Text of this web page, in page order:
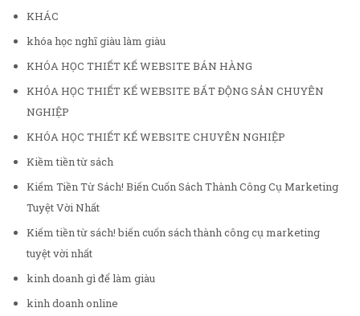
KHÁC
khóa học nghĩ giàu làm giàu
KHÓA HỌC THIẾT KẾ WEBSITE BÁN HÀNG
KHÓA HỌC THIẾT KẾ WEBSITE BẤT ĐỘNG SẢN CHUYÊN
NGHIỆP
KHÓA HỌC THIẾT KẾ WEBSITE CHUYÊN NGHIỆP
Kiềm tiền từ sách
Kiếm Tiền Từ Sách! Biến Cuốn Sách Thành Công Cụ Marketing
Tuyệt Vời Nhất
Kiếm tiền từ sách! biến cuốn sách thành công cụ marketing
tuyệt vời nhất
kinh doanh gì để làm giàu
kinh doanh online